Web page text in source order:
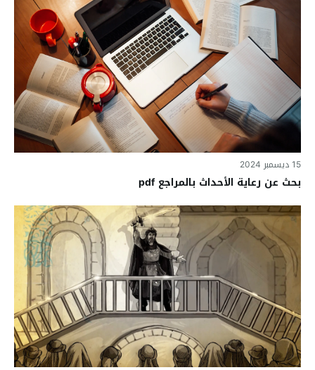
15 ديسمبر 2024
بحث عن رعاية الأحداث بالمراجع pdf